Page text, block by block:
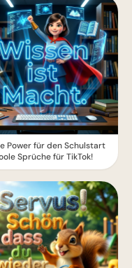
Power für den Schulstart
Sprüche für TikTok!